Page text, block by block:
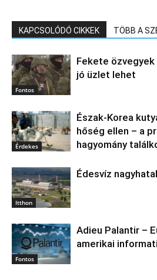
KAPCSOLÓDÓ CIKKEK TÖBB A
Fontos
Fekete
jó üzlet lehet
Érdekes
Észak‑Korea
hőség ellen – a
hagyomány
Itthon
Édesvíz
Fontos
Adieu Palantir –
amerikai